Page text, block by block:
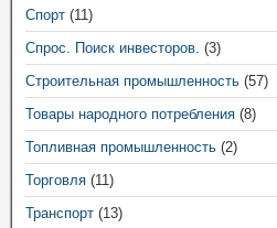
Спорт (11)
Спрос. Поиск инвесторов. (3)
Строительная промышленность (57)
Товары народного потребления (8)
Топливная промышленность (2)
Торговля (11)
Транспорт (13)